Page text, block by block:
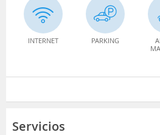
INTERNET PARKING
Servicios